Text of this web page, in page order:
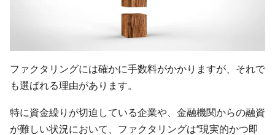
ファクタリングには確かに手数料がかかりますが、それで
も選ばれる理由があります。
特に資金繰りが切迫している企業や、金融機関からの融資
が難しい状況において、ファクタリングは“現実的かつ即